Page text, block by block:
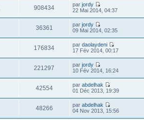
908434 parjordy
22 Mai 2014, 04:37
36361 parjordy
09 Mai 2014, 02:35
176834 pardaolaydeni
17 Fév 2014, 00:17
221297 parjordy
10 Fév 2014, 16:24
42554 parabdelhak
01 Déc 2013, 19:39
48266 parabdelhak
04 Nov 2013, 15:56